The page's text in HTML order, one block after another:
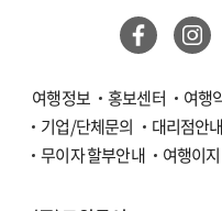
여행정보 홍보센터 여행
기업/단체문의
대리점안내
무이자 할부안내
여행이